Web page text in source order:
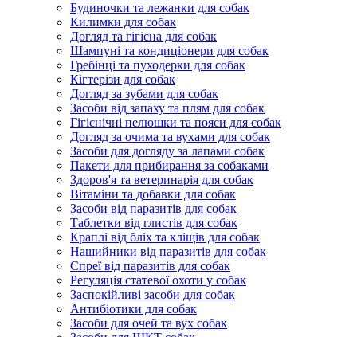
Будиночки та лежанки для собак
Килимки для собак
Догляд та гігієна для собак
Шампуні та кондиціонери для собак
Гребінці та пуходерки для собак
Кігтерізи для собак
Догляд за зубами для собак
Засоби від запаху та плям для собак
Гігієнічні пелюшки та пояси для собак
Догляд за очима та вухами для собак
Засоби для догляду за лапами собак
Пакети для прибирання за собаками
Здоров'я та ветеринарія для собак
Вітаміни та добавки для собак
Засоби від паразитів для собак
Таблетки від глистів для собак
Краплі від бліх та кліщів для собак
Нашийники від паразитів для собак
Спреї від паразитів для собак
Регуляція статевої охоти у собак
Заспокійливі засоби для собак
Антибіотики для собак
Засоби для очей та вух собак